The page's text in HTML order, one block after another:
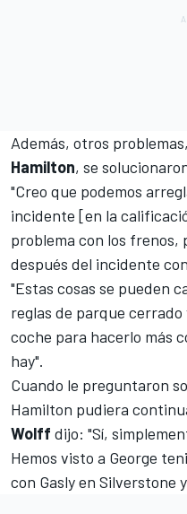
Además, otros
Hamilton, se
"Creo que podemos
incidente [en la
problema con los frenos,
después del incidente
"Estas cosas se pueden
reglas de parque
coche para hacerlo más
hay".
Cuando le preguntaron
Hamilton pudiera
Wolff dijo: "Sí,
Hemos visto a George
con Gasly en Silverstone